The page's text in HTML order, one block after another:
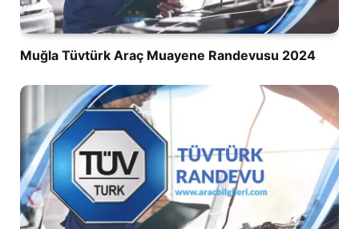
Muğla Tüvtürk Araç Muayene Randevusu 2024